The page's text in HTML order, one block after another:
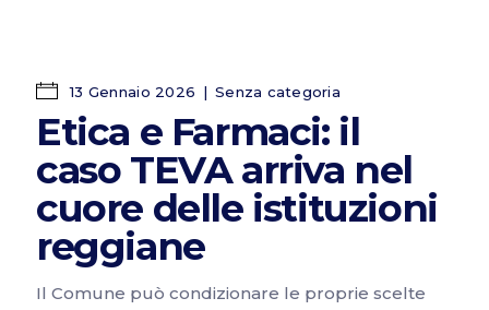
13 Gennaio 2026 Senza categoria
Etica e Farmaci: il
caso TEVA arriva nel
cuore delle istituzioni
reggiane
Il Comune può condizionare le proprie scelte